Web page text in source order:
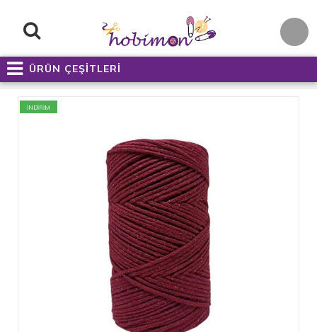
ÜRÜN ÇEŞİTLERİ
İNDİRİM